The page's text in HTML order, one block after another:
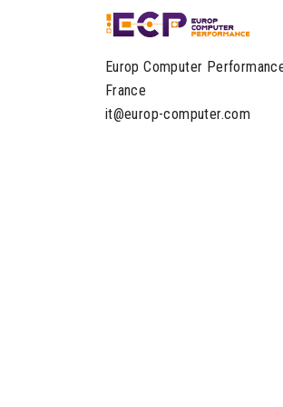
Europ Computer
France
it@europ-computer.com